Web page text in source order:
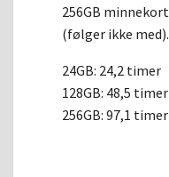
256GB minnekort
(følger ikke med).
24GB: 24,2 timer
128GB: 48,5 timer
256GB: 97,1 timer